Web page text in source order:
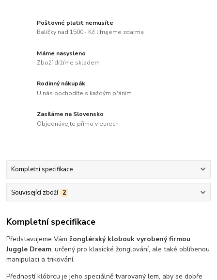
Poštovné platit nemusíte
Balíčky nad 1500,- Kč lifrujeme zdarma
Máme nasysleno
Zboží držíme skladem
Rodinný nákupák
U nás pochodíte s každým přáním
Zasíláme na Slovensko
Objednávejte přímo v eurech
Kompletní specifikace
Související zboží 2
Kompletní specifikace
Představujeme Vámžonglérský klobouk vyrobený firmou
Juggle Dream, určený pro klasické žonglování, ale také oblíbenou
manipulaci a trikování.
Předností klóbrcu je jeho speciálně tvarovaný lem, aby se dobře